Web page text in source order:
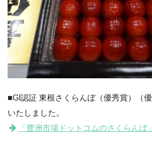
■GI認証 東根さくらんぼ（優秀賞）（
いたしました。
「 豊洲市場ドットコムのさくらんぼ